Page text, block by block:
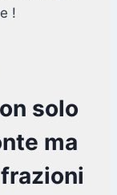
!
solo
ma